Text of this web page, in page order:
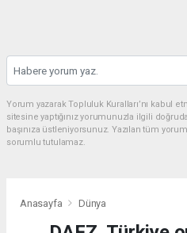
Yorum yazarak Topluluk Kuralları’nı kabul
sitesine yaptığınız yorumunuzla ilgili
başınıza üstleniyorsunuz. Yazılan tüm
sorumlu tutulamaz.
Anasayfa Dünya